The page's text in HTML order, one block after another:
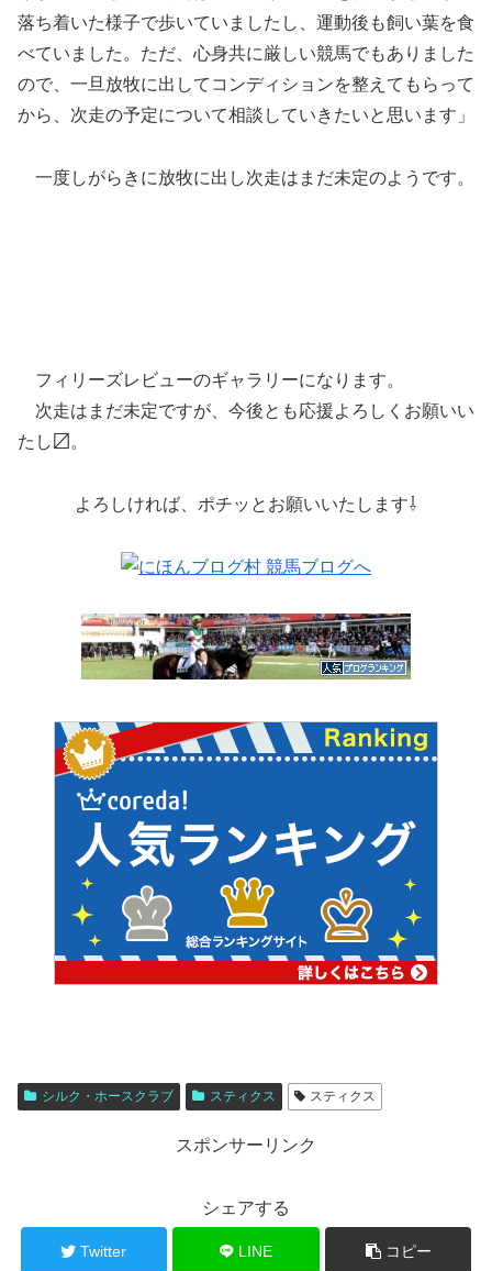
落ち着いた様子で歩いていましたし、運動後も飼い葉を食
べていました。ただ、心身共に厳しい競馬でもありました
ので、一旦放牧に出してコンディションを整えてもらって
から、次走の予定について相談していきたいと思います」
一度しがらきに放牧に出し次走はまだ未定のようです。
フィリーズレビューのギャラリーになります。
次走はまだ未定ですが、今後とも応援よろしくお願いい
たし〼。
よろしければ、ポチッとお願いいたします⇩
シルク・ホースクラブ スティクス スティクス
スポンサーリンク
シェアする
Twitter LINE コピー